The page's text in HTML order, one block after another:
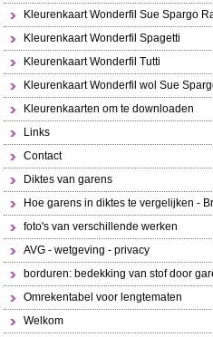
Kleurenkaart Wonderfil Sue Spargo
Kleurenkaart Wonderfil Spagetti
Kleurenkaart Wonderfil Tutti
Kleurenkaart Wonderfil wol Sue
Kleurenkaarten om te downloaden
Links
Contact
Diktes van garens
Hoe garens in diktes te vergelijken -
foto's van verschillende werken
AVG - wetgeving - privacy
borduren: bedekking van stof door
Omrekentabel voor lengtematen
Welkom